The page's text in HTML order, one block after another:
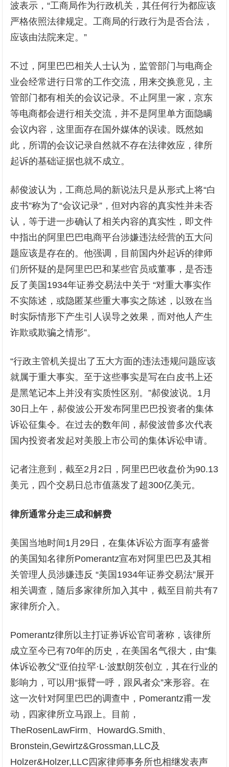
波表示，“工商局作为行政机关，其任何行为都应该
严格依照法律规定。工商局的行政行为是否合法，
应该由法院来定。”
不过，阿里巴巴相关人士认为，监管部门与电商企
业会经常进行日常的工作交流，用来交换意见，主
管部门都有相关的会议记录。不止阿里一家，京东
等电商都会进行相关交流，并不是阿里单方面隐瞒
会议内容，这里面存在国外媒体的误读。既然如
此，所谓的会议记录自然就不存在法律效应，律所
起诉的基础证据也就不成立。
郝俊波认为，工商总局的新说法只是从形式上将“白
皮书”称为了“会议记录”，但对内容的真实性并未否
认，等于进一步确认了相关内容的真实性，即文件
中指出的阿里巴巴电商平台涉嫌违法经营的五大问
题应该是存在的。他强调，目前国内外起诉的律师
们所怀疑的是阿里巴巴和某些官员或董事，是否违
反了美国1934年证券交易法中关于 “对重大事实作
不实陈述，或隐匿某些重大事实之陈述，以致在当
时实际情形下产生引人误导之效果，而对他人产生
诈欺或欺骗之情形”。
“行政主管机关提出了五大方面的违法违规问题应该
就属于重大事实。至于这些事实是写在白皮书上还
是黑笔记本上并没有实质性区别。”郝俊波说。1月
30日上午，郝俊波公开发布阿里巴巴投资者的集体
诉讼征集令。在过去的数年间，郝俊波曾多次代表
国内投资者发起对美股上市公司的集体诉讼申请。
记者注意到，截至2月2日，阿里巴巴收盘价为90.13
美元，四个交易日总市值蒸发了超300亿美元。
律所通常分走三成和解费
美国当地时间1月29日，在集体诉讼方面享有盛誉
的美国知名律所Pomerantz宣布对阿里巴巴及其相
关管理人员涉嫌违反 “美国1934年证券交易法”展开
相关调查，随后多家律所加入其中，截至目前共有7
家律所介入。
Pomerantz律所以主打证券诉讼官司著称，该律所
成立至今已有70年的历史，在美国名气很大，由“集
体诉讼教父”亚伯拉罕·L·波默朗茨创立，其在行业的
影响力，可以用“振臂一呼，跟风者众”来形容。在
这一次针对阿里巴巴的调查中，Pomerantz甫一发
动，四家律所立马跟上。目前，
TheRosenLawFirm、HowardG.Smith、
Bronstein,Gewirtz&Grossman,LLC及
Holzer&Holzer,LLC四家律师事务所也相继发表声